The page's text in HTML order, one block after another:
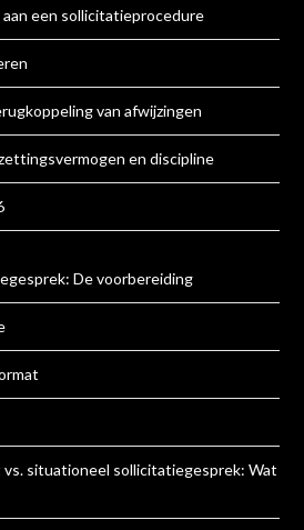
aan een sollicitatieprocedure
van afwijzingen
en discipline
De voorbereiding
situationeel sollicitatiegesprek: Wat is